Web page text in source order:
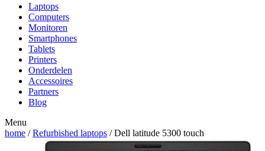
Laptops
Computers
Monitoren
Smartphones
Tablets
Printers
Onderdelen
Accessoires
Partners
Blog
Menu
home /Refurbished laptops / Dell latitude 5300 touch